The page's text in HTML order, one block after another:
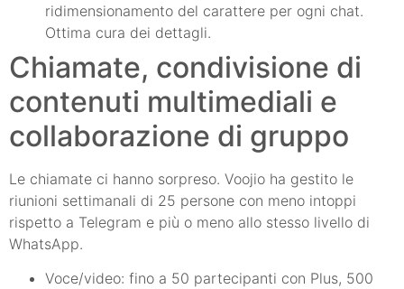
ridimensionamento del carattere per ogni chat.
Ottima cura dei dettagli.
Chiamate, condivisione di
contenuti multimediali e
collaborazione di gruppo
Le chiamate ci hanno sorpreso. Voojio ha gestito le
riunioni settimanali di 25 persone con meno intoppi
rispetto a Telegram e più o meno allo stesso livello di
WhatsApp.
Voce/video: fino a 50 partecipanti con Plus, 500